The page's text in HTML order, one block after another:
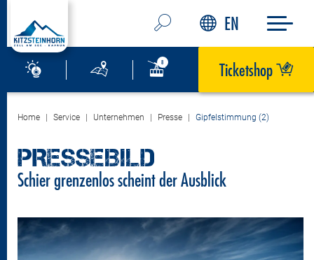
Ticketshop
EN
Home Service Unternehmen Presse Gipfelstimmung (2)
PRESSEBILD
Schier grenzenlos scheint der Ausblick